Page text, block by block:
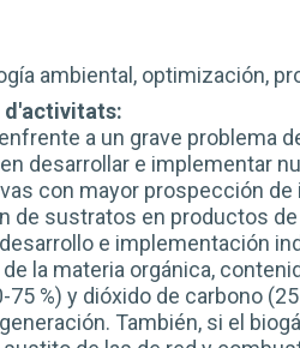
ambiental, optimización,
d'activitats:
a un grave problema
desarrollar e implementar
con mayor prospección
de sustratos en productos
e implementación
la materia orgánica,
%) y dióxido de carbono
También, si el